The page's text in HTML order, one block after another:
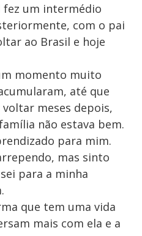
um intermédio
com o pai
ao Brasil e hoje
momento muito
até que
meses depois,
não estava bem.
para mim.
mas sinto
para a minha
que tem uma vida
mais com ela e a